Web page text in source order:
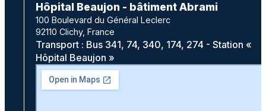
Hôpital Beaujon - bâtiment Abrami
100 Boulevard du Général Leclerc
92110 Clichy, France
Transport : Bus 341, 74, 340, 174, 274 - Station «
Hôpital Beaujon »